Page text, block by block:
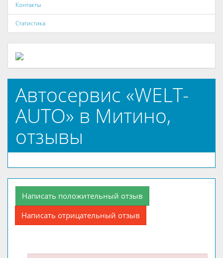
Контакты
Статистика
Автосервис «WELT-
AUTO» в Митино,
отзывы
Написать положительный отзыв
Написать отрицательный отзыв